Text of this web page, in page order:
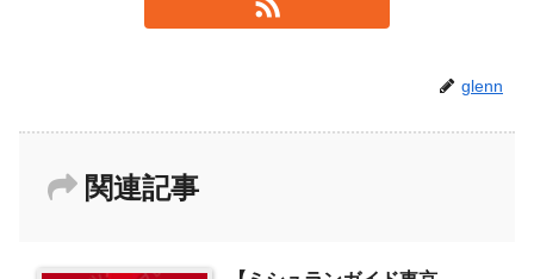
glenn
関連記事